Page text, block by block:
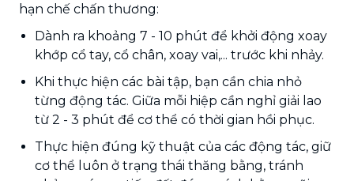
hạn chế chấn thương:
Dành ra khoảng 7 - 10 phút để khởi động xoay
khớp cổ tay, cổ chân, xoay vai,... trước khi nhảy.
Khi thực hiện các bài tập, bạn cần chia nhỏ
từng động tác. Giữa mỗi hiệp cần nghỉ giải lao
từ 2 - 3 phút để cơ thể có thời gian hồi phục.
Thực hiện đúng kỹ thuật của các động tác, giữ
cơ thể luôn ở trạng thái thăng bằng, tránh